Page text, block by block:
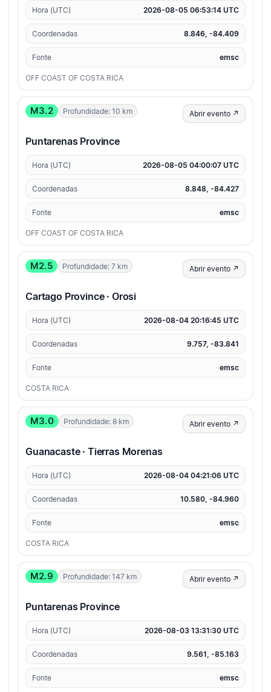
Hora (UTC) 2026-08-05 06:53:14 UTC
Coordenadas 8.846, -84.409
Fonte emsc
OFF COAST OF COSTA RICA
M3.2 Profundidade: 10 km Abrir evento ↗
Puntarenas Province
Hora (UTC) 2026-08-05 04:00:07 UTC
Coordenadas 8.848, -84.427
Fonte emsc
OFF COAST OF COSTA RICA
M2.5 Profundidade: 7 km Abrir evento ↗
Cartago Province · Orosi
Hora (UTC) 2026-08-04 20:16:45 UTC
Coordenadas 9.757, -83.841
Fonte emsc
COSTA RICA
M3.0 Profundidade: 8 km Abrir evento ↗
Guanacaste · Tierras Morenas
Hora (UTC) 2026-08-04 04:21:06 UTC
Coordenadas 10.580, -84.960
Fonte emsc
COSTA RICA
M2.9 Profundidade: 147 km Abrir evento ↗
Puntarenas Province
Hora (UTC) 2026-08-03 13:31:30 UTC
Coordenadas 9.561, -85.163
Fonte emsc